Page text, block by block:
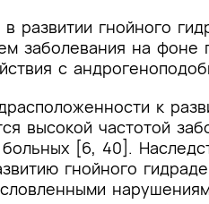
развитии гнойного
заболевания на фоне
с
к
высокой частотой
[6, 40].
гнойного